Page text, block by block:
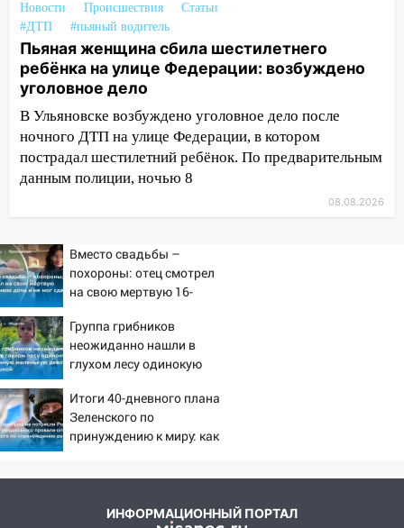
13:54
В мэрии Ульяновска рассказали,
как устраняют последствия мощного
шторма
13:49 Стихия продолжает крушить
Ульяновск: дерево рухнуло на дом на
Орджоникидзе
13:47 На Нижней Террасе мощным
ветром вырвало дерево с корнем
13:35
Непогода продолжает бить по
транспорту: в Ульяновске трамвай
сошёл с рельсов
13:22
Упавшие деревья перекрыли
дороги в Ульяновске: фото
13:17
Непогода в Ульяновске не
закончится сегодня: сильные ливни
сохранятся 9 августа
знакомого 191 тысячу рублей
Новости Происшествия
Статьи
#ДТП
#пьяный водитель
Пьяная женщина сбила шестилетнего
ребёнка на улице Федерации: возбуждено
уголовное дело
В Ульяновске возбуждено уголовное дело после
ночного ДТП на улице Федерации, в котором
пострадал шестилетний ребёнок. По предварительным
данным полиции, ночью 8
08.08.2026
Вместо свадьбы –
похороны: отец смотрел
на свою мертвую 16-
сдержать слезы
Группа грибников
неожиданно нашли в
глухом лесу одинокую
девочку с игрушкой
Итоги 40-дневного плана
Зеленского по
принуждению к миру: как
ИНФОРМАЦИОННЫЙ ПОРТАЛ